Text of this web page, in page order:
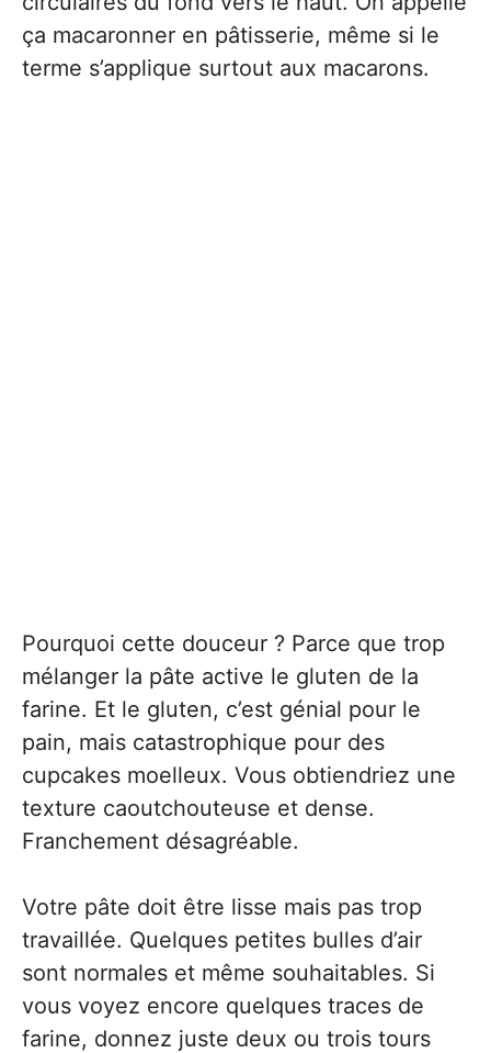
ça macaronner en pâtisserie, même si le
terme s’applique surtout aux macarons.
Pourquoi cette douceur ? Parce que trop
mélanger la pâte active le gluten de la
farine. Et le gluten, c’est génial pour le
pain, mais catastrophique pour des
cupcakes moelleux. Vous obtiendriez une
texture caoutchouteuse et dense.
Franchement désagréable.
Votre pâte doit être lisse mais pas trop
travaillée. Quelques petites bulles d’air
sont normales et même souhaitables. Si
vous voyez encore quelques traces de
farine, donnez juste deux ou trois tours